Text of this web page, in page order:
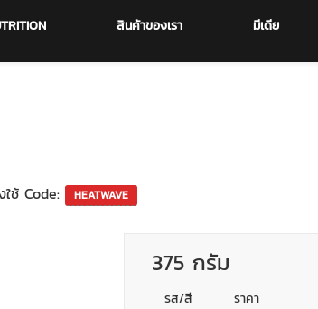
สินค้าของเรา มีเดีย
ช้ Code:
375 กรัม
รส/สี ราคา